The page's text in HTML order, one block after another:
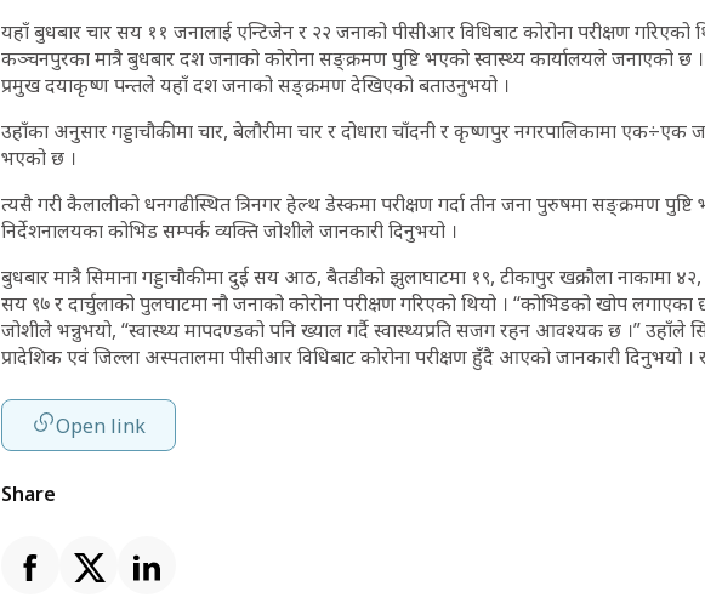
यहाँ बुधबार चार सय ११ जनालाई एन्टिजेन र २२ जनाको पीसीआर विधिबाट कोरोना परीक्षण गरिएको
कञ्चनपुरका मात्रै बुधबार दश जनाको कोरोना सङ्क्रमण पुष्टि भएको स्वास्थ्य कार्यालयले जनाएको छ ।
प्रमुख दयाकृष्ण पन्तले यहाँ दश जनाको सङ्क्रमण देखिएको बताउनुभयो ।
उहाँका अनुसार गड्डाचौकीमा चार, बेलौरीमा चार र दोधारा चाँदनी र कृष्णपुर नगरपालिकामा एक÷एक
भएको छ ।
त्यसै गरी कैलालीको धनगढीस्थित त्रिनगर हेल्थ डेस्कमा परीक्षण गर्दा तीन जना पुरुषमा सङ्क्रमण पुष्टि
निर्देशनालयका कोभिड सम्पर्क व्यक्ति जोशीले जानकारी दिनुभयो ।
बुधबार मात्रै सिमाना गड्डाचौकीमा दुई सय आठ, बैतडीको झुलाघाटमा १९, टीकापुर खक्रौला नाकामा
सय ९७ र दार्चुलाको पुलघाटमा नौ जनाको कोरोना परीक्षण गरिएको थियो । “कोभिडको खोप लगाएका
जोशीले भन्नुभयो, “स्वास्थ्य मापदण्डको पनि ख्याल गर्दै स्वास्थ्यप्रति सजग रहन आवश्यक छ ।” उहाँले
प्रादेशिक एवं जिल्ला अस्पतालमा पीसीआर विधिबाट कोरोना परीक्षण हुँदै आएको जानकारी दिनुभयो ।
Open link
Share